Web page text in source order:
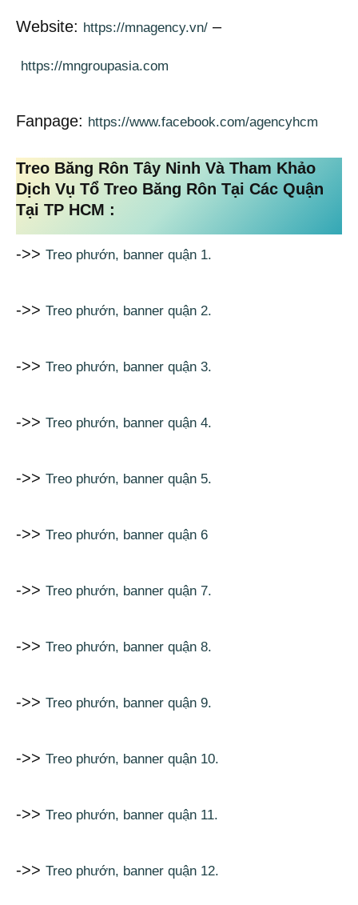
Website: https://mnagency.vn/ –
https://mngroupasia.com
Fanpage: https://www.facebook.com/agencyhcm
Treo Băng Rôn Tây Ninh Và Tham Khảo
Dịch Vụ Tổ Treo Băng Rôn Tại Các Quận
Tại TP HCM :
->> Treo phướn, banner quận 1.
->> Treo phướn, banner quận 2.
->> Treo phướn, banner quận 3.
->> Treo phướn, banner quận 4.
->> Treo phướn, banner quận 5.
->> Treo phướn, banner quận 6
->> Treo phướn, banner quận 7.
->> Treo phướn, banner quận 8.
->> Treo phướn, banner quận 9.
->> Treo phướn, banner quận 10.
->> Treo phướn, banner quận 11.
->> Treo phướn, banner quận 12.